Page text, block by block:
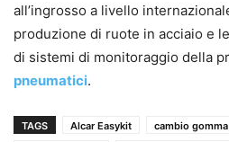
all’ingrosso a livello
produzione di ruote in acciaio e
di sistemi di monitoraggio della
pneumatici.
TAGS Alcar Easykit cambio gomma